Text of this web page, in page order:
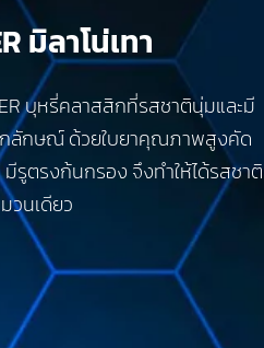
มิลาโน่เทา
บุหรี่คลาสสิกที่รสชาตินุ่มและมี
ลักษณ์ ด้วยใบยาคุณภาพสูงคัด
รูตรงก้นกรอง จึงทำให้ได้รสชาติ
วนเดียว